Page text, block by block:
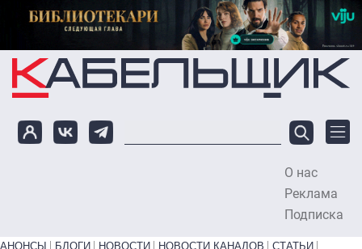
Перейти к основному содержанию
О нас
Реклама
Подписка
Primary links bottom
АНОНСЫ БЛОГИ НОВОСТИ НОВОСТИ КАНАЛОВ
СТАТЬИ